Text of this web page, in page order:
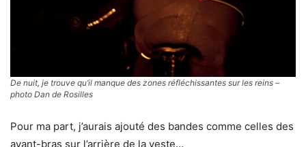
De nuit, je trouve qu’il manque des zones réfléchissantes sur les reins –
photo Dan de Rosilles
Pour ma part, j’aurais ajouté des bandes comme celles des
avant-bras sur l’arrière de la veste…